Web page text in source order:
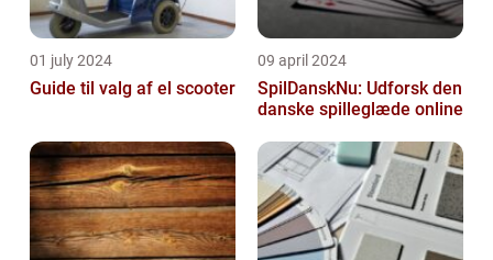
01 july 2024
Guide til valg af el scooter
09 april 2024
SpilDanskNu: Udforsk den
danske spilleglæde online